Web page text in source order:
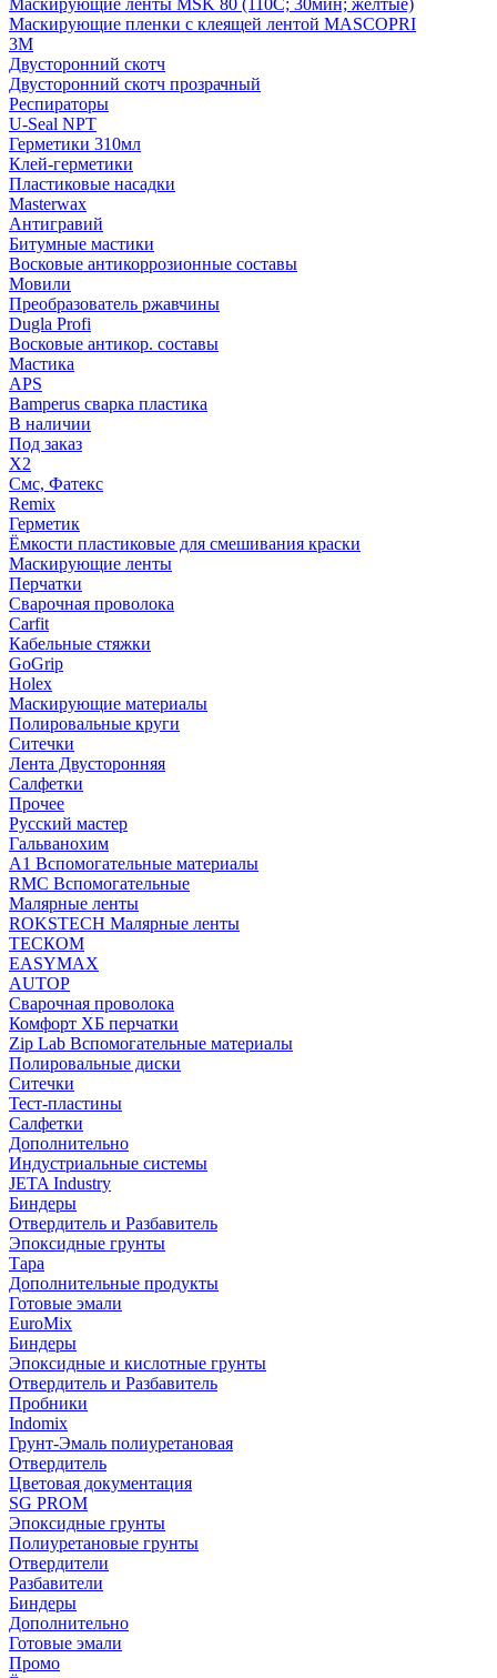
Маскирующие ленты MSK 80 (110С; 30мин; желтые)
Маскирующие пленки с клеящей лентой MASCOPRI
3M
Двусторонний скотч
Двусторонний скотч прозрачный
Респираторы
U-Seal NPT
Герметики 310мл
Клей-герметики
Пластиковые насадки
Masterwax
Антигравий
Битумные мастики
Восковые антикоррозионные составы
Мовили
Преобразователь ржавчины
Dugla Profi
Восковые антикор. составы
Мастика
APS
Bamperus сварка пластика
В наличии
Под заказ
X2
Смс, Фатекс
Remix
Герметик
Ёмкости пластиковые для смешивания краски
Маскирующие ленты
Перчатки
Сварочная проволока
Carfit
Кабельные стяжки
GoGrip
Holex
Маскирующие материалы
Полировальные круги
Ситечки
Лента Двусторонняя
Салфетки
Прочее
Русский мастер
Гальванохим
А1 Вспомогательные материалы
RMC Вспомогательные
Малярные ленты
ROKSTECH Малярные ленты
ТЕСКОМ
EASYMAX
AUTOP
Сварочная проволока
Комфорт ХБ перчатки
Zip Lab Вспомогательные материалы
Полировальные диски
Ситечки
Тест-пластины
Салфетки
Дополнительно
Индустриальные системы
JETA Industry
Биндеры
Отвердитель и Разбавитель
Эпоксидные грунты
Тара
Дополнительные продукты
Готовые эмали
EuroMix
Биндеры
Эпоксидные и кислотные грунты
Отвердитель и Разбавитель
Пробники
Indomix
Грунт-Эмаль полиуретановая
Отвердитель
Цветовая документация
SG PROM
Эпоксидные грунты
Полиуретановые грунты
Отвердители
Разбавители
Биндеры
Дополнительно
Готовые эмали
Промо